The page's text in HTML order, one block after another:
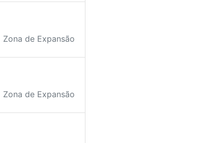
Zona de Expansão
Zona de Expansão